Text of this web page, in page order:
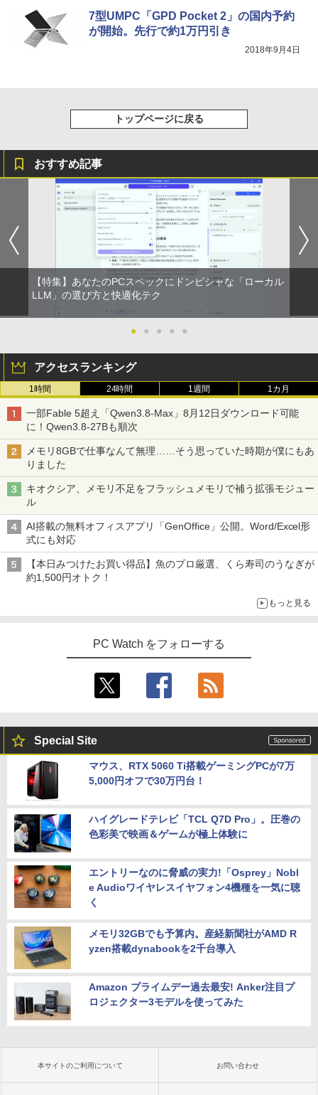
7型UMPC「GPD Pocket 2」の国内予約
が開始。先行で約1万円引き
2018年9月4日
トップページに戻る
おすすめ記事
【特集】あなたのPCスペックにドンピシャな「ローカル
LLM」の選び方と快適化テク
● ● ● ● ●
アクセスランキング
1時間 24時間 1週間 1カ月
一部Fable 5超え「Qwen3.8-Max」8月12日ダウンロード可能
に！Qwen3.8-27Bも順次
メモリ8GBで仕事なんて無理……そう思っていた時期が僕にもあ
りました
キオクシア、メモリ不足をフラッシュメモリで補う拡張モジュー
ル
AI搭載の無料オフィスアプリ「GenOffice」公開。Word/Excel形
式にも対応
【本日みつけたお買い得品】魚のプロ厳選、くら寿司のうなぎが
約1,500円オトク！
もっと見る
PC Watch をフォローする
Special Site
マウス、RTX 5060 Ti搭載ゲーミングPCが7万
5,000円オフで30万円台！
ハイグレードテレビ「TCL Q7D Pro」。圧巻の
色彩美で映画＆ゲームが極上体験に
エントリーなのに脅威の実力!「Osprey」Nobl
e Audioワイヤレスイヤフォン4機種を一気に聴
く
メモリ32GBでも予算内。産経新聞社がAMD R
yzen搭載dynabookを2千台導入
Amazon プライムデー過去最安! Anker注目プ
ロジェクター3モデルを使ってみた
本サイトのご利用について お問い合わせ